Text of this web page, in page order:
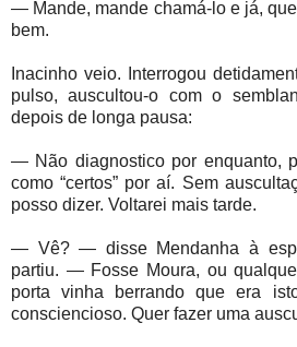
— Mande, mande chamá-lo e já,
bem.
Inacinho veio. Interrogou
pulso, auscultou-o com o
depois de longa pausa:
— Não diagnostico por enquanto,
como “certos” por aí. Sem
posso dizer. Voltarei mais tarde.
— Vê? — disse Mendanha à
partiu. — Fosse Moura, ou
porta vinha berrando que era
consciencioso. Quer fazer uma